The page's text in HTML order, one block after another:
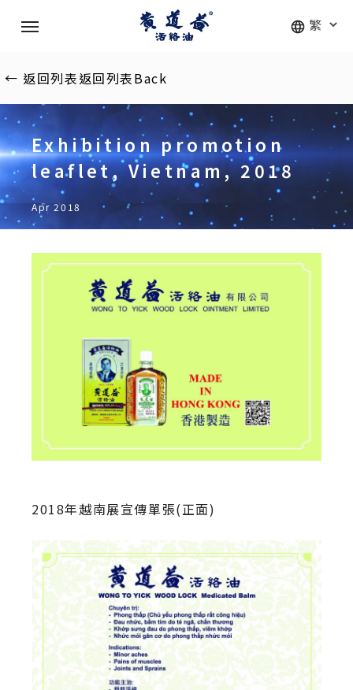
content
Menu
← 返回列表返回列表Back
Exhibition promotion
leaflet, Vietnam, 2018
Apr 2018
2018年越南展宣傳單張(正面)